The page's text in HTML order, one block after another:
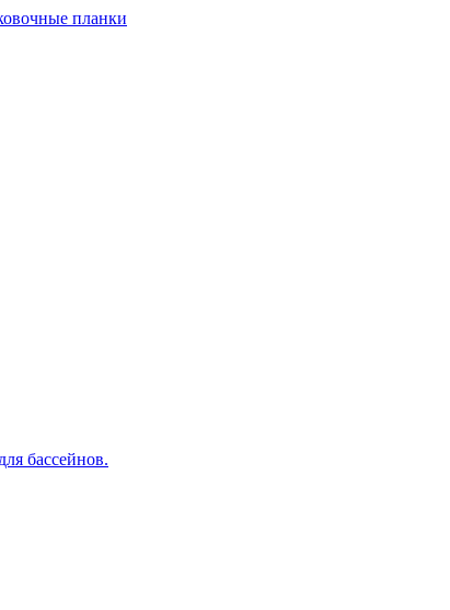
планки
бассейнов.